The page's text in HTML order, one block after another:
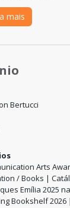
mais
Bertucci
Arts
/ Books |
Emília 2025
Bookshelf